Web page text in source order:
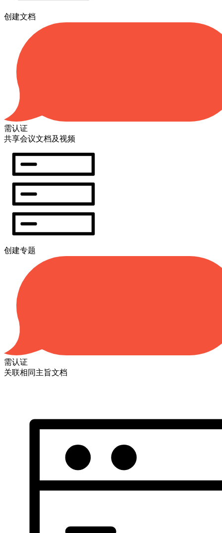
创建文档
需认证
共享会议文档及视频
创建专题
需认证
关联相同主旨文档